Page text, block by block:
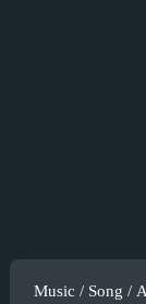
Music / Song /